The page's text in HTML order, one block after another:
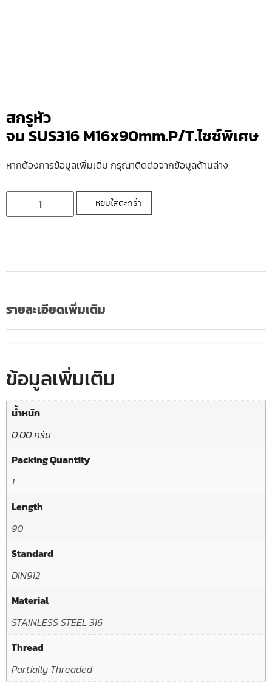
สกรูหัว
จม SUS316 M16x90mm.P/T.ไซซ์พิเศษ
หากต้องการข้อมูลเพิ่มเติ่ม กรุณาติดต่อจากข้อมูลด้านล่าง
หยิบใส่ตะกร้า
รายละเอียดเพิ่มเติม
ข้อมูลเพิ่มเติม
น้ำหนัก
0.00 กรัม
Packing Quantity
1
Length
90
Standard
DIN912
Material
STAINLESS STEEL 316
Thread
Partially Threaded